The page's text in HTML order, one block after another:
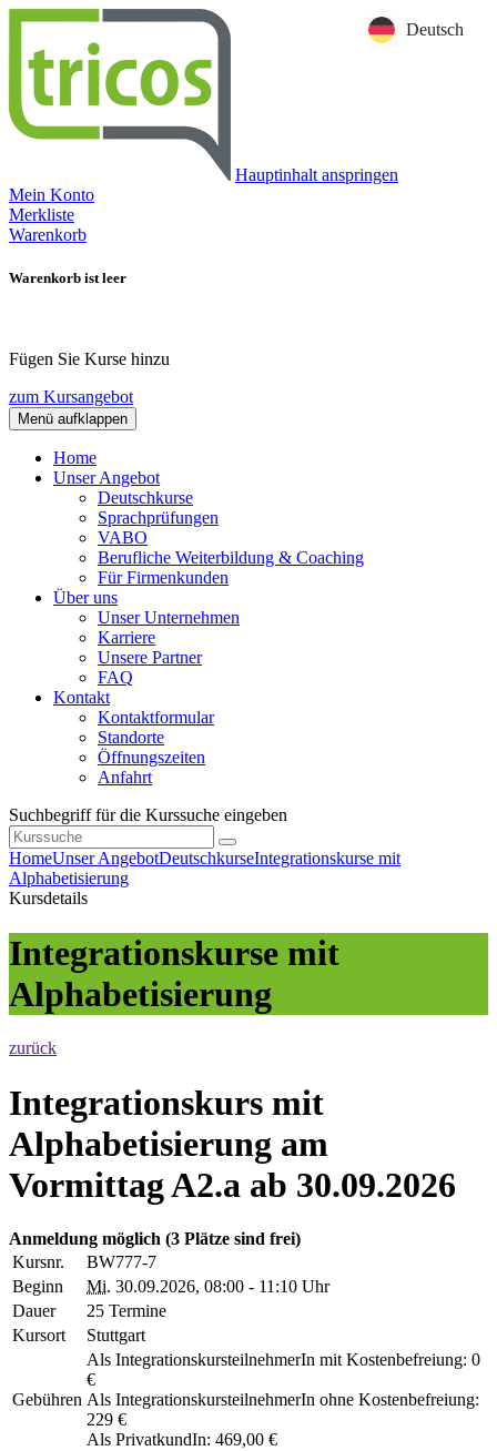
Hauptinhalt anspringen
Mein Konto
Merkliste
Warenkorb
Warenkorb ist leer
Fügen Sie Kurse hinzu
zum Kursangebot
Menü aufklappen
Home
Unser Angebot
Deutschkurse
Sprachprüfungen
VABO
Berufliche Weiterbildung & Coaching
Für Firmenkunden
Über uns
Unser Unternehmen
Karriere
Unsere Partner
FAQ
Kontakt
Kontaktformular
Standorte
Öffnungszeiten
Anfahrt
Suchbegriff für die Kurssuche eingeben
HomeUnser AngebotDeutschkurseIntegrationskurse mit
Alphabetisierung
Kursdetails
Integrationskurse mit
Alphabetisierung
zurück
Integrationskurs mit
Alphabetisierung am
Vormittag A2.a ab 30.09.2026
Anmeldung möglich (3 Plätze sind frei)
Kursnr.
BW777-7
Beginn
Mi. 30.09.2026, 08:00 - 11:10 Uhr
Dauer
25 Termine
Kursort
Stuttgart
Gebühren
Als IntegrationskursteilnehmerIn mit Kostenbefreiung: 0
€
Als IntegrationskursteilnehmerIn ohne Kostenbefreiung:
229 €
Als PrivatkundIn: 469,00 €
Deutsch